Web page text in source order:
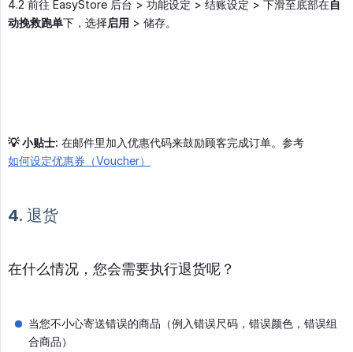
4.2 前往 EasyStore 后台 > 功能设定 > 结账设定 > 下滑至底部在自
动挽救跑单下，选择启用 > 储存。
💡 小贴士: 在邮件里加入优惠代码来鼓励顾客完成订单。参考
如何设定优惠券（Voucher）
4. 退货
在什么情况，您会需要执行退货呢？
当您不小心寄送错误的商品（例入错误尺码，错误颜色，错误组
合商品）